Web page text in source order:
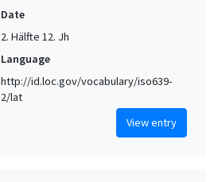
Date
2. Hälfte 12. Jh
Language
http://id.loc.gov/vocabulary/iso639-
2/lat
View entry